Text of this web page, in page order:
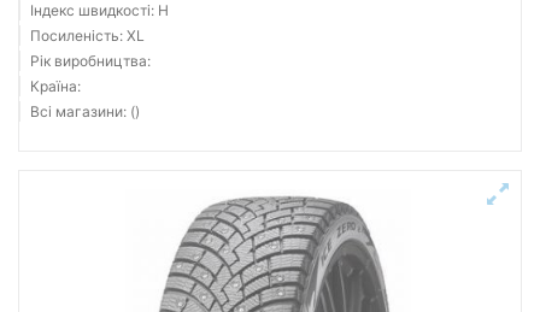
Індекс швидкості: H
Посиленість: XL
Рік виробництва:
Країна:
Всі магазини: ()